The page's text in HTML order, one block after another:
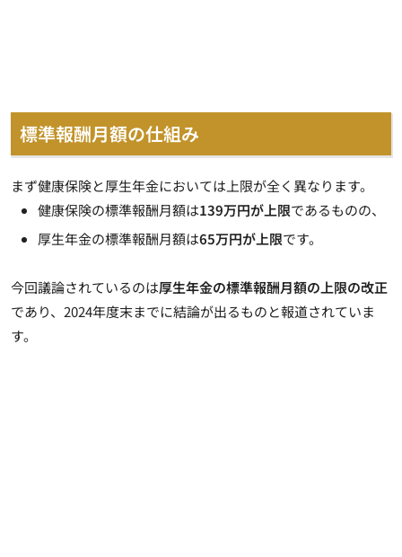
標準報酬月額の仕組み
まず健康保険と厚生年金においては上限が全く異なります。
健康保険の標準報酬月額は139万円が上限であるものの、
厚生年金の標準報酬月額は65万円が上限です。
今回議論されているのは厚生年金の標準報酬月額の上限の改正
であり、2024年度末までに結論が出るものと報道されていま
す。